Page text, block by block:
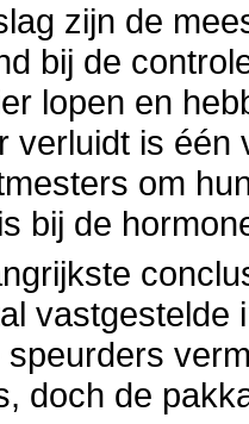
zijn de
bij de
lopen en
verluidt is
om
bij de
speurders
doch de